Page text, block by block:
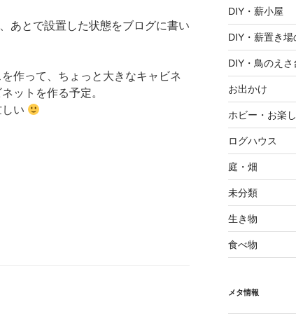
あとで設置した状態をブログに書い
作って、ちょっと大きなキャビネ
ットを作る予定。
い
DIY・薪小屋
DIY・薪置き場
DIY・鳥のえさ
お出かけ
ホビー・お楽
ログハウス
庭・畑
未分類
生き物
食べ物
メタ情報